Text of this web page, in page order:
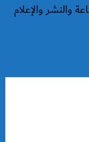
والنشر والإعلام